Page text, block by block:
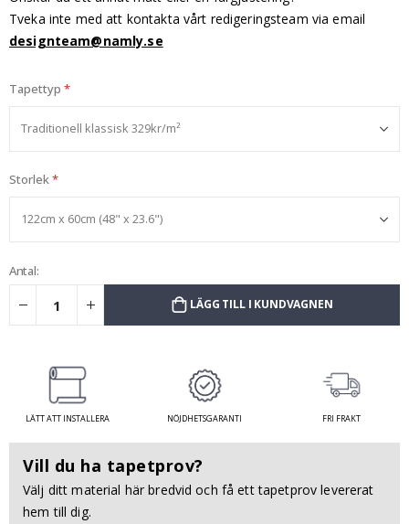
Tveka inte med att kontakta vårt redigeringsteam via email
designteam@namly.se
Tapettyp
Storlek
Antal:
LÄGG TILL I KUNDVAGNEN
LÄTT ATT INSTALLERA NÖJDHETSGARANTI FRI FRAKT
Vill du ha tapetprov?
Välj ditt material här bredvid och få ett tapetprov levererat
hem till dig.